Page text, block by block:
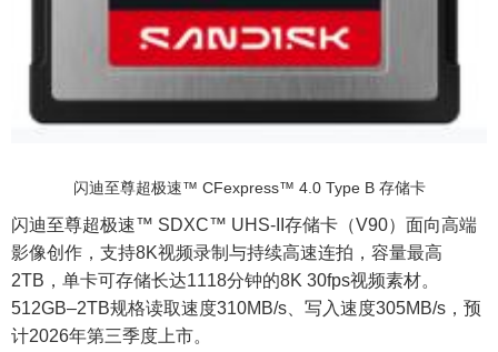
闪迪至尊超极速™ CFexpress™ 4.0 Type B 存储卡
闪迪至尊超极速™ SDXC™ UHS-II存储卡（V90）面向高端
影像创作，支持8K视频录制与持续高速连拍，容量最高
2TB，单卡可存储长达1118分钟的8K 30fps视频素材。
512GB–2TB规格读取速度310MB/s、写入速度305MB/s，预
计2026年第三季度上市。